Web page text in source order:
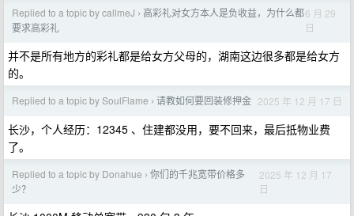
Replied to a topic by callmeJ › 高彩礼对女方本人是负收益，为什么都
要求高彩礼
6 月 29
日
并不是所有地方的彩礼都是给女方父母的，湖南这边很多都是给女方
的。
Replied to a topic by SoulFlame › 请教如何要回装修押金 2025 年 12 月 17 日
长沙，个人经历：12345 、住建都没用，要不回来，最后抵物业费
了。
Replied to a topic by Donahue › 你们的千兆宽带价格多
少？
2025 年 12 月 17
日